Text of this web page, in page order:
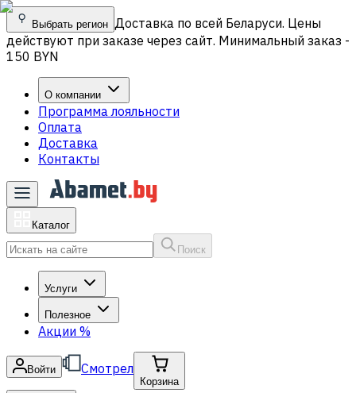
Выбрать регион Доставка по всей Беларуси. Цены
действуют при заказе через сайт. Минимальный заказ -
150 BYN
О компании
Программа лояльности
Оплата
Доставка
Контакты
Каталог
Поиск
Услуги
Полезное
Акции %
Войти Смотрел
Корзина